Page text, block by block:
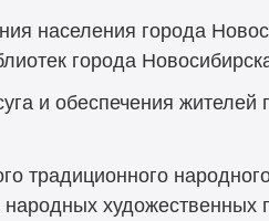
населения города
города
и обеспечения жителей
традиционного
художественных